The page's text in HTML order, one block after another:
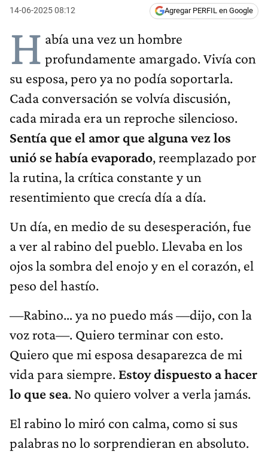
14-06-2025 08:12 Agregar PERFIL en Google
H abía una vez un hombre
profundamente amargado. Vivía con
su esposa, pero ya no podía soportarla.
Cada conversación se volvía discusión,
cada mirada era un reproche silencioso.
Sentía que el amor que alguna vez los
unió se había evaporado, reemplazado por
la rutina, la crítica constante y un
resentimiento que crecía día a día.
Un día, en medio de su desesperación, fue
a ver al rabino del pueblo. Llevaba en los
ojos la sombra del enojo y en el corazón, el
peso del hastío.
—Rabino… ya no puedo más —dijo, con la
voz rota—. Quiero terminar con esto.
Quiero que mi esposa desaparezca de mi
vida para siempre. Estoy dispuesto a hacer
lo que sea. No quiero volver a verla jamás.
El rabino lo miró con calma, como si sus
palabras no lo sorprendieran en absoluto.